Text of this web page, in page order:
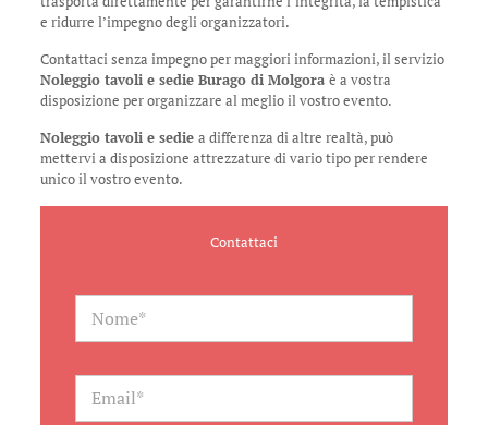
e ridurre l’impegno degli organizzatori.
Contattaci senza impegno per maggiori informazioni, il servizio
Noleggio tavoli e sedie Burago di Molgora è a vostra
disposizione per organizzare al meglio il vostro evento.
Noleggio tavoli e sedie a differenza di altre realtà, può
mettervi a disposizione attrezzature di vario tipo per rendere
unico il vostro evento.
Contattaci
N
m
*E
a